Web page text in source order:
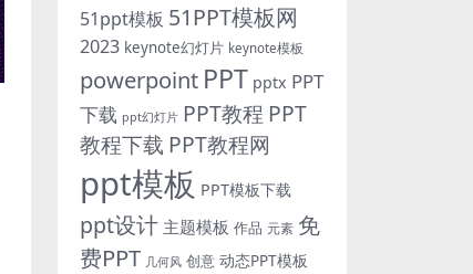
51ppt模板 51PPT模板网
2023 keynote幻灯片 keynote模板
powerpoint PPT pptx PPT
下载 ppt幻灯片 PPT教程 PPT
教程下载 PPT教程网
ppt模板 PPT模板下载
ppt设计 主题模板 作品 元素 免
费PPT 几何风 创意 动态PPT模板